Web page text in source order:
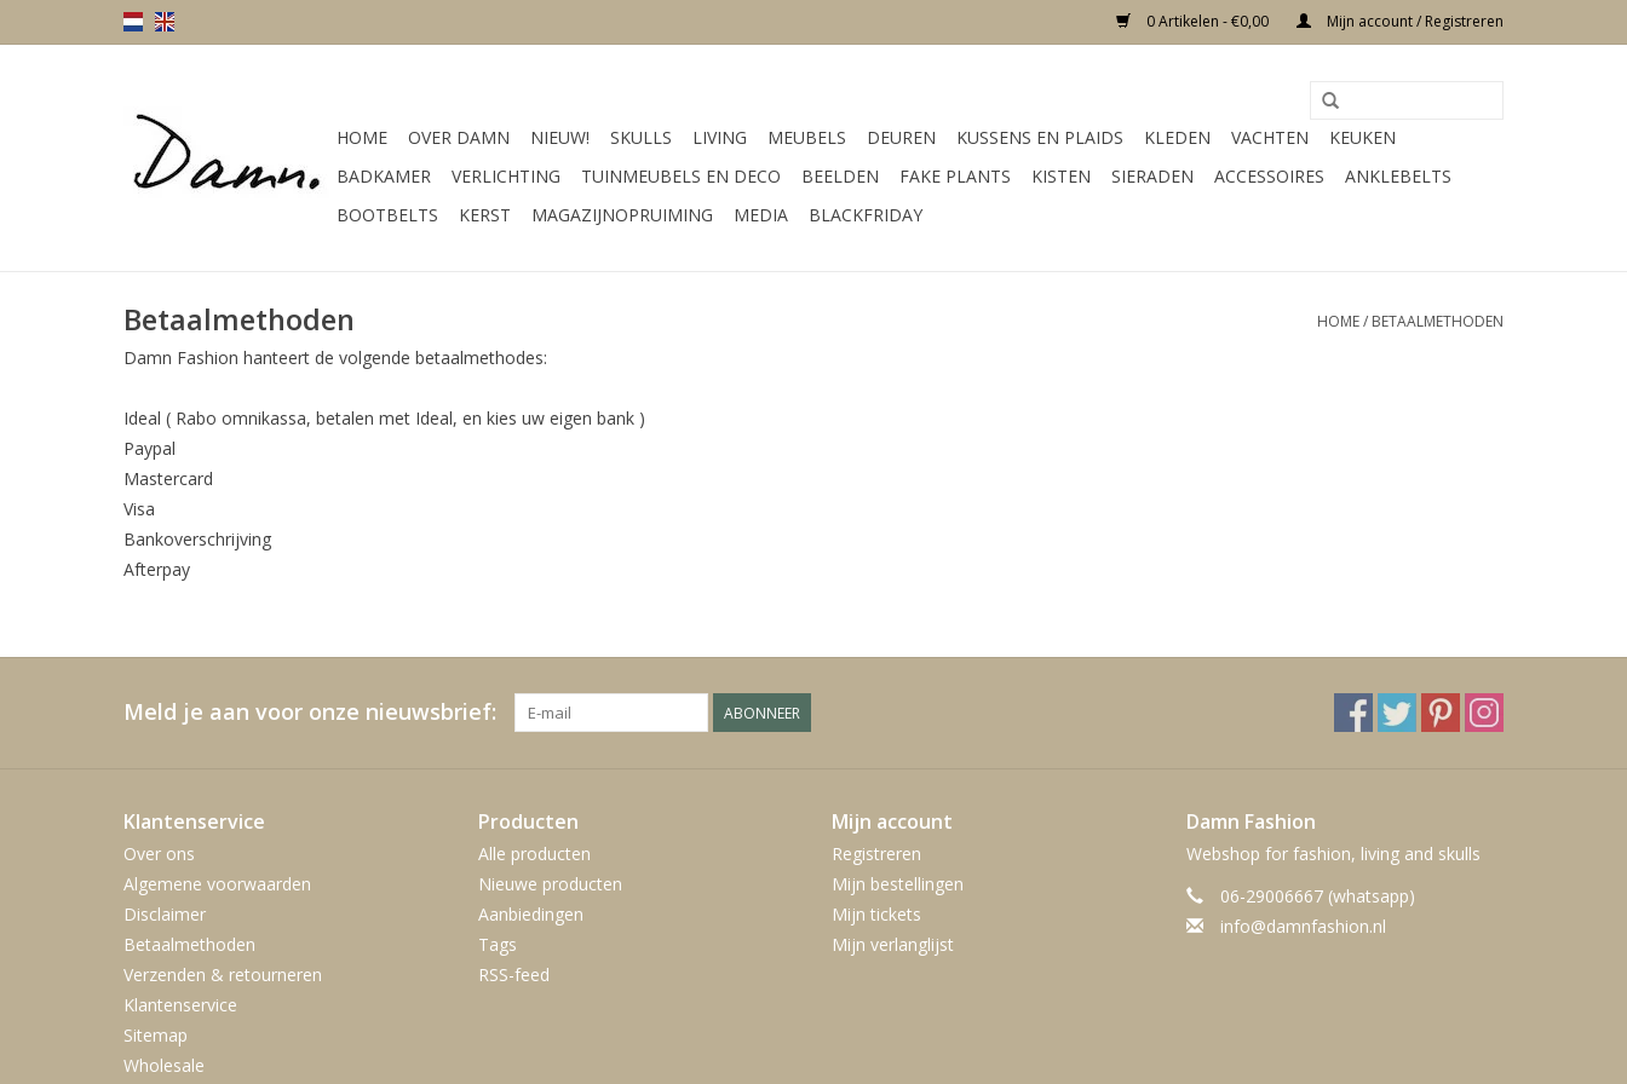
0 Artikelen - €0,00 Mijn account / Registreren
HOME OVER DAMN NIEUW! SKULLS LIVING MEUBELS DEUREN KUSSENS EN PLAIDS KLEDEN VACHTEN
KEUKEN
BADKAMER
VERLICHTING TUINMEUBELS EN DECO BEELDEN FAKE PLANTS KISTEN SIERADEN ACCESSOIRES
ANKLEBELTS
BOOTBELTS
KERST MAGAZIJNOPRUIMING MEDIA BLACKFRIDAY
Betaalmethoden HOME/ BETAALMETHODEN
Damn Fashion hanteert de volgende betaalmethodes:
Ideal ( Rabo omnikassa, betalen met Ideal, en kies uw eigen bank )
Paypal
Mastercard
Visa
Bankoverschrijving
Afterpay
Meld je aan voor onze nieuwsbrief: ABONNEER
Klantenservice
Over ons
Algemene voorwaarden
Disclaimer
Betaalmethoden
Verzenden & retourneren
Klantenservice
Sitemap
Wholesale
Producten
Alle producten
Nieuwe producten
Aanbiedingen
Tags
RSS-feed
Mijn account
Registreren
Mijn bestellingen
Mijn tickets
Mijn verlanglijst
Damn Fashion
Webshop for fashion, living and skulls
06-29006667 (whatsapp)
info@damnfashion.nl